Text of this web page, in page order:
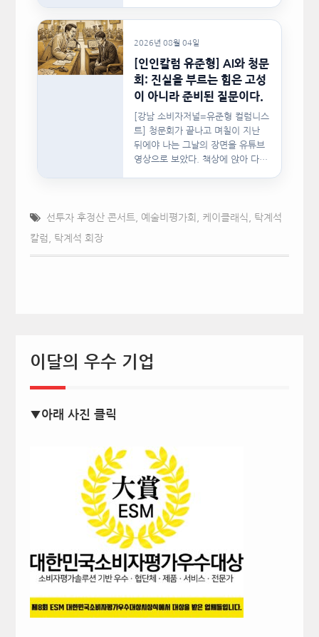
2026년 08월 04일
[인인칼럼 유준형] AI와 청문
회: 진실을 부르는 힘은 고성
이 아니라 준비된 질문이다.
[강남 소비자저널=유준형 컬럼니스
트] 청문회가 끝나고 며칠이 지난
뒤에야 나는 그날의 장면을 유튜브
영상으로 보았다. 책상에 앉아 다른
선투자 후정산 콘서트 예술비평가회 케이클래식 탁계석
칼럼 탁계석 회장
이달의 우수 기업
▼아래 사진 클릭